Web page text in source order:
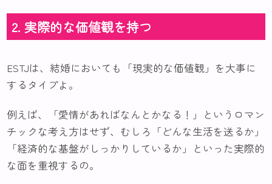
2. 実際的な価値観を持つ
ESTJは、結婚においても「現実的な価値観」を大事に
するタイプよ。
例えば、「愛情があればなんとかなる！」というロマン
チックな考え方はせず、むしろ「どんな生活を送るか」
「経済的な基盤がしっかりしているか」といった実際的
な面を重視するの。